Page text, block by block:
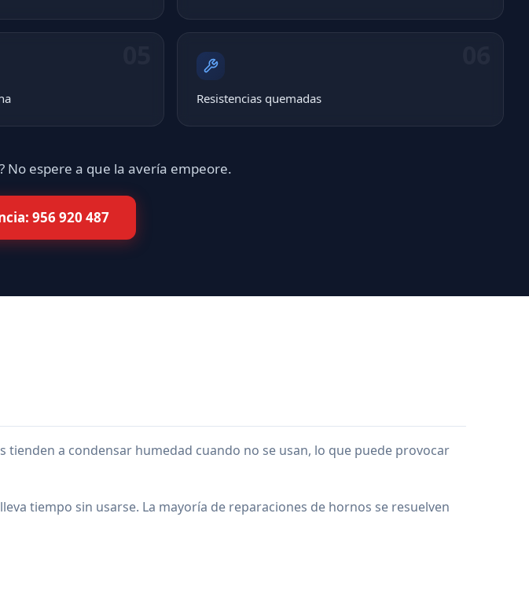
Resistencias quemadas
No espere a que la avería empeore.
956 920 487
a condensar humedad cuando no se usan, lo que puede provocar
tiempo sin usarse. La mayoría de reparaciones de hornos se resuelven